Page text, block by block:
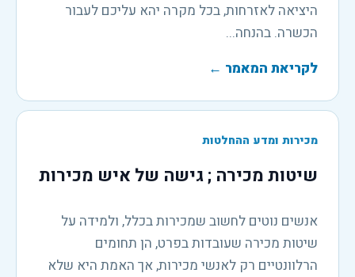
היציאה לאזרחות, בכל מקרה יהא עליכם לעבור
הכשרה. בהנחה...
לקריאת המאמר ←
מכירות ומדע ההחלטות
שיטות מכירה ; גישה של איש מכירות
אנשים נוטים לחשוב שמכירות בכלל, ולמידה על
שיטות מכירה שעובדות בפרט, הן תחומים
הרלוונטיים רק לאנשי מכירות, אך האמת היא שלא